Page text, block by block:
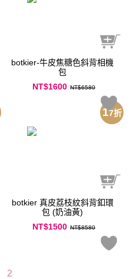
botkier-牛皮焦糖色斜背相機
包
NT$1600 NT$6580
botkier 真皮荔枝紋斜背釦環
包 (奶油黃)
NT$1500 NT$8580
17折
2